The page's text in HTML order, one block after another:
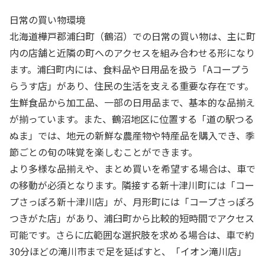
日常の買い物環境
北海道樺戸郡浦臼町（鶴沼）での日常の買い物は、主に町
内の店舗と近隣の町へのアクセスを組み合わせる形になり
ます。浦臼町内には、食料品や日用品を扱う「Aコープう
らうす店」があり、住民の生活を支える重要な存在です。
生鮮食品から加工品、一部の日用品まで、基本的な品揃え
が揃っています。また、鶴沼地区に位置する「道の駅つる
ぬま」では、地元の新鮮な農産物や特産品を購入でき、季
節ごとの旬の味覚を楽しむことができます。
より多様な品揃えや、まとめ買いを希望する場合は、車で
の移動が必須となります。隣接する新十津川町には「コー
プさっぽろ新十津川店」が、月形町には「コープさっぽろ
つきがた店」があり、浦臼町から比較的短時間でアクセス
可能です。さらに広範囲な選択肢を求める場合は、車で約
30分ほどの滝川市まで足を延ばすと、「イオン滝川店」